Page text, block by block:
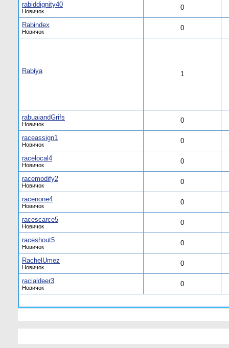
rabiddignity40
Новичок 0
Rabindex
Новичок 0
Rabiya 1
rabuaiandGrifs
Новичок 0
raceassign1
Новичок 0
racelocal4
Новичок 0
racemodify2
Новичок 0
racenone4
Новичок 0
racescarce5
Новичок 0
raceshout5
Новичок 0
RachelUmez
Новичок 0
racialdeer3
Новичок 0